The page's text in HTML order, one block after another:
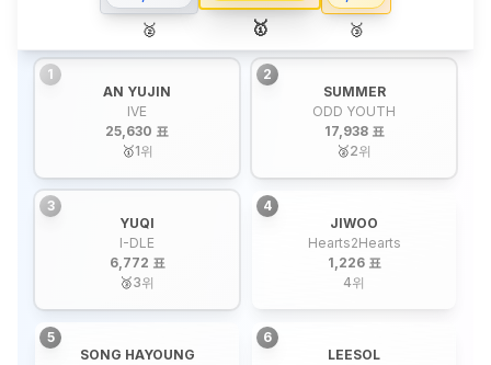
🥈 🥇 🥉
1
AN YUJIN
IVE
25,630 표
🥇1위
2
SUMMER
ODD YOUTH
17,938 표
🥈2위
3
YUQI
I-DLE
6,772 표
🥉3위
4
JIWOO
Hearts2Hearts
1,226 표
4위
5
SONG HAYOUNG
6
LEESOL